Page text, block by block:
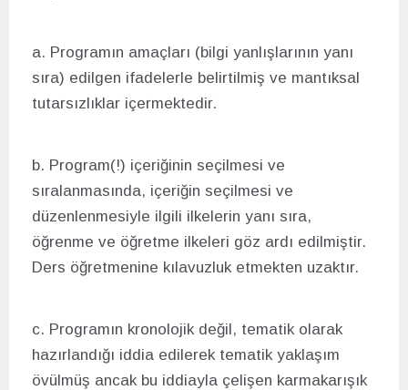
a. Programın amaçları (bilgi yanlışlarının yanı
sıra) edilgen ifadelerle belirtilmiş ve mantıksal
tutarsızlıklar içermektedir.
b. Program(!) içeriğinin seçilmesi ve
sıralanmasında, içeriğin seçilmesi ve
düzenlenmesiyle ilgili ilkelerin yanı sıra,
öğrenme ve öğretme ilkeleri göz ardı edilmiştir.
Ders öğretmenine kılavuzluk etmekten uzaktır.
c. Programın kronolojik değil, tematik olarak
hazırlandığı iddia edilerek tematik yaklaşım
övülmüş ancak bu iddiayla çelişen karmakarışık